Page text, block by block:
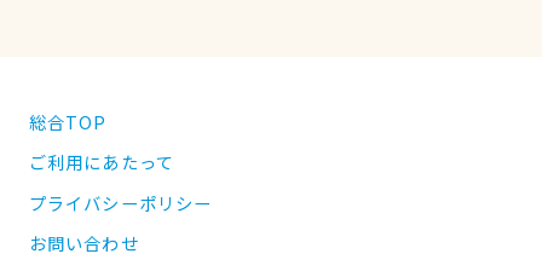
総合TOP
ご利用にあたって
プライバシーポリシー
お問い合わせ